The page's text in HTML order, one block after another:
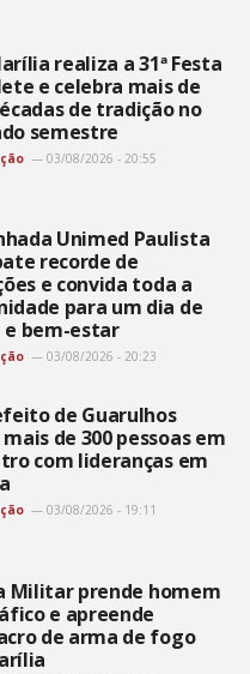
realiza a 31ª Festa
e celebra mais de
de tradição no
semestre
03/08/2026 - 20:55
Unimed Paulista
recorde de
e convida toda a
para um dia de
e bem-estar
03/08/2026 - 20:23
de Guarulhos
de 300 pessoas em
com lideranças em
03/08/2026 - 19:11
Militar prende homem
e apreende
de arma de fogo